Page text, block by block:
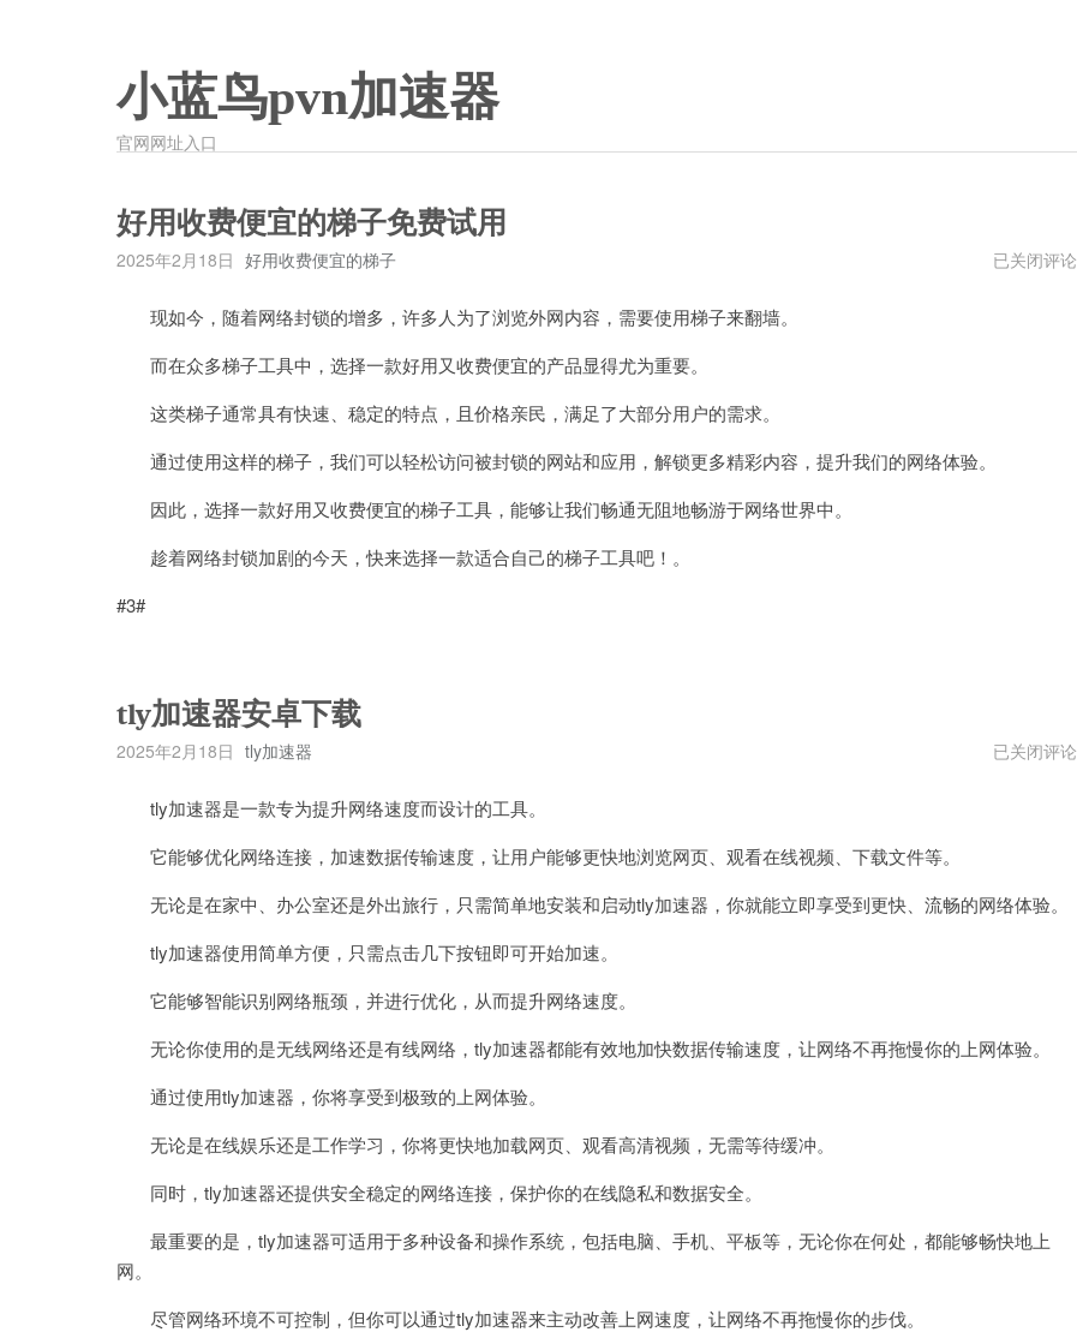
小蓝鸟pvn加速器
官网网址入口
好用收费便宜的梯子免费试用
2025年2月18日 好用收费便宜的梯子
好
已关闭评论
现如今，随着网络封锁的增多，许多人为了浏览外网内容，需要使用梯子来翻墙。
而在众多梯子工具中，选择一款好用又收费便宜的产品显得尤为重要。
这类梯子通常具有快速、稳定的特点，且价格亲民，满足了大部分用户的需求。
通过使用这样的梯子，我们可以轻松访问被封锁的网站和应用，解锁更多精彩内容，提升我们的网络体验。
因此，选择一款好用又收费便宜的梯子工具，能够让我们畅通无阻地畅游于网络世界中。
趁着网络封锁加剧的今天，快来选择一款适合自己的梯子工具吧！。
#3#
tly加速器安卓下载
2025年2月18日 tly加速器
tly
已关闭评论
tly加速器是一款专为提升网络速度而设计的工具。
它能够优化网络连接，加速数据传输速度，让用户能够更快地浏览网页、观看在线视频、下载文件等。
无论是在家中、办公室还是外出旅行，只需简单地安装和启动tly加速器，你就能立即享受到更快、流畅的网络体验。
tly加速器使用简单方便，只需点击几下按钮即可开始加速。
它能够智能识别网络瓶颈，并进行优化，从而提升网络速度。
无论你使用的是无线网络还是有线网络，tly加速器都能有效地加快数据传输速度，让网络不再拖慢你的上网体验。
通过使用tly加速器，你将享受到极致的上网体验。
无论是在线娱乐还是工作学习，你将更快地加载网页、观看高清视频，无需等待缓冲。
同时，tly加速器还提供安全稳定的网络连接，保护你的在线隐私和数据安全。
最重要的是，tly加速器可适用于多种设备和操作系统，包括电脑、手机、平板等，无论你在何处，都能够畅快地上
网。
尽管网络环境不可控制，但你可以通过tly加速器来主动改善上网速度，让网络不再拖慢你的步伐。